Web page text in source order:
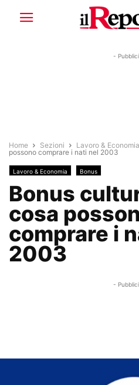
-
Home Sezioni Lavoro & Economia
possono comprare i nati nel 2003
Lavoro & Economia Bonus
Bonus
cosa
comprare i
2003
-